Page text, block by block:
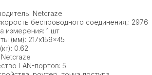
Netcraze
беспроводного соединения,: 2976
измерения: 1 шт
(мм): 217x159x45
0.62
LAN-портов: 5